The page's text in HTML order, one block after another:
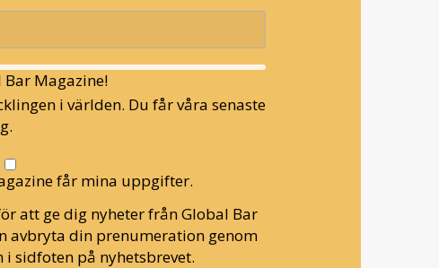
Bar Magazine!
i världen. Du får våra senaste
får mina uppgifter.
att ge dig nyheter från Global Bar
avbryta din prenumeration genom
sidfoten på nyhetsbrevet.